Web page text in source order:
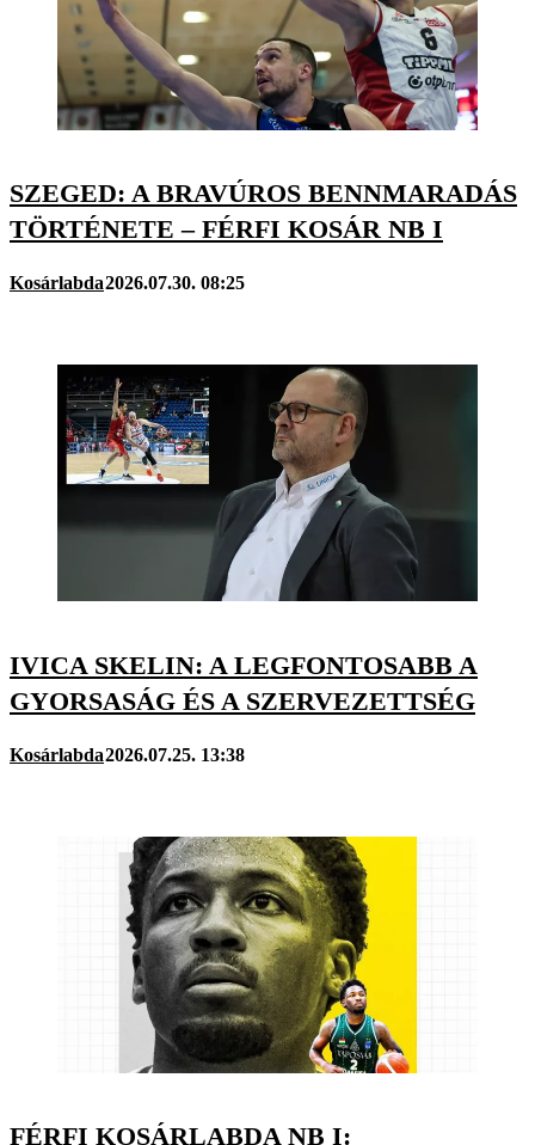
SZEGED: A BRAVÚROS BENNMARADÁS
TÖRTÉNETE – FÉRFI KOSÁR NB I
Kosárlabda2026.07.30. 08:25
IVICA SKELIN: A LEGFONTOSABB A
GYORSASÁG ÉS A SZERVEZETTSÉG
Kosárlabda2026.07.25. 13:38
FÉRFI KOSÁRLABDA NB I: